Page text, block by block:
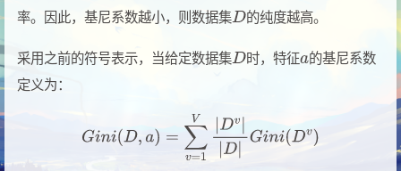
率。因此，基尼系数越小，则数据集
的纯度越高。
采用之前的符号表示，当给定数据集 时，特征 的基尼系数
定义为：